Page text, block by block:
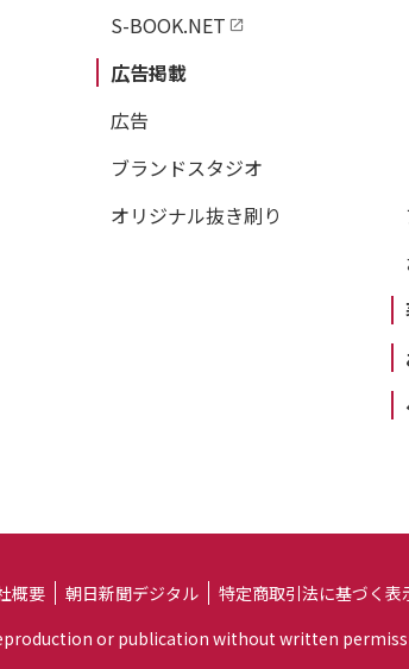
S-BOOK.NET
広告掲載
広告
ブランドスタジオ
オリジナル抜き刷り
概要 朝日新聞デジタル
特定商取引法に基づく表
or publication without written